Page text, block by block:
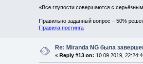
«Все глупости совершаются с
Правильно заданный вопрос – 50%
Правила постинга
Re: Miranda NG была
« Reply #13 on: 10 09 2019,